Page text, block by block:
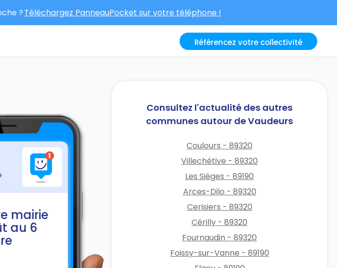
?Téléchargez PanneauPocket sur votre téléphone !
Référencez votre collectivité
mairie
au 6
Consultez l'actualité des autres
communes autour de Vaudeurs
Coulours - 89320
Villechétive - 89320
Les Sièges - 89190
Arces-Dilo - 89320
Cerisiers - 89320
Cérilly - 89320
Fournaudin - 89320
Foissy-sur-Vanne - 89190